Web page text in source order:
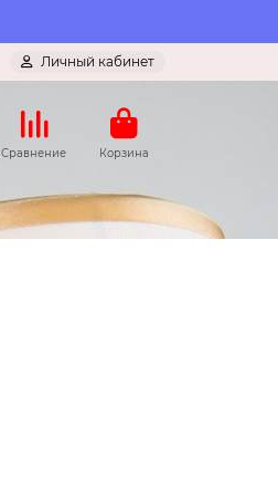
Личный кабинет
Сравнение Корзина